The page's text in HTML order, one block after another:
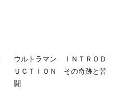
ウルトラマン ＩＮＴＲＯＤ
ＵＣＴＩＯＮ その奇跡と苦
闘